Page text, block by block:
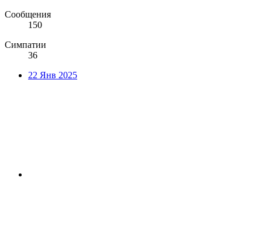
Сообщения
150
Симпатии
36
22 Янв 2025